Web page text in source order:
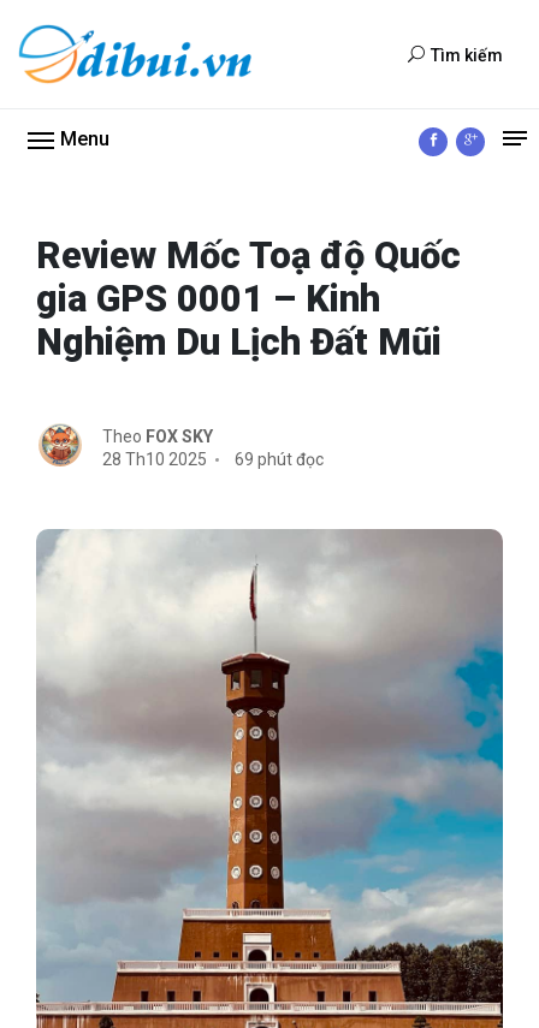
Tìm kiếm
Menu
Review Mốc Toạ độ Quốc
gia GPS 0001 – Kinh
Nghiệm Du Lịch Đất Mũi
Theo FOX SKY
28 Th10 2025
69 phút đọc